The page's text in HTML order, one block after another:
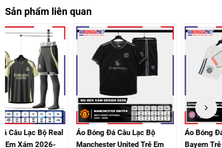
Sản phẩm liên quan
Áo Bóng Đá Câu Lạc Bộ
Manchester United Trẻ Em
Áo Bóng Đá Câu Lạc Bộ
Bayern Trẻ Em Kem 2026-